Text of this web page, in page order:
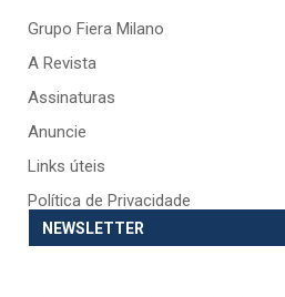
Grupo Fiera Milano
A Revista
Assinaturas
Anuncie
Links úteis
Política de Privacidade
NEWSLETTER